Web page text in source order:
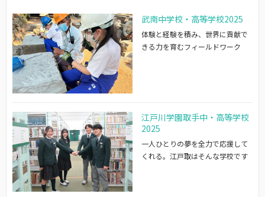
武南中学校・高等学校2025
体験と経験を積み、世界に貢献で
きる力を育むフィールドワーク
江戸川学園取手中・高等学校
2025
一人ひとりの夢を全力で応援して
くれる。江戸取はそんな学校です